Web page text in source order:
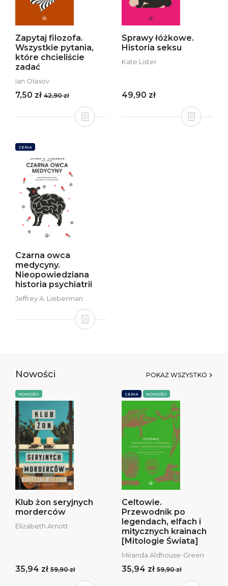
Zapytaj filozofa.
Wszystkie pytania,
które chcieliście
zadać
Ian Olasov
7,50 zł 42,90 zł
Sprawy łóżkowe.
Historia seksu
Kate Lister
49,90 zł
SERIA
Czarna owca
medycyny.
Nieopowiedziana
historia psychiatrii
Jeffrey A. Lieberman
Nowości POKAŻ WSZYSTKO
NOWOŚCI
Klub żon seryjnych
morderców
Elizabeth Arnott
35,94 zł 59,90 zł
SERIA NOWOŚCI
Celtowie.
Przewodnik po
legendach, elfach i
mitycznych krainach
[Mitologie Świata]
Miranda Aldhouse-Green
35,94 zł 59,90 zł